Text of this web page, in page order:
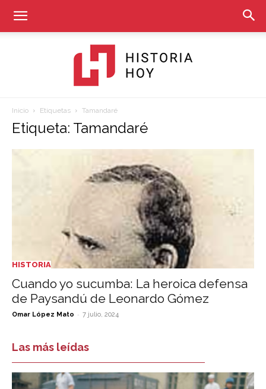
Hoy
Inicio Etiquetas Tamandaré
Etiqueta: Tamandaré
HISTORIA
Cuando yo sucumba: La heroica defensa
de Paysandú de Leonardo Gómez
Omar López Mato - 7 julio, 2024
Las más leídas